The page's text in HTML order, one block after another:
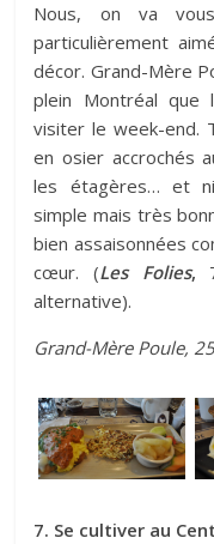
Nous, on va
particulièrement
décor. Grand-Mère
plein Montréal que
visiter le week-end.
en osier accrochés
les étagères… et
simple mais très
bien assaisonnées
cœur. (Les Folies,
alternative).
Grand-Mère Poule,
7. Se cultiver au